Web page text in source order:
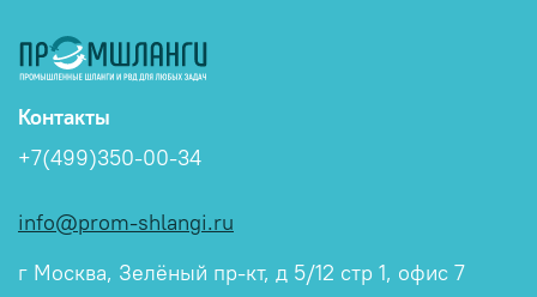
Контакты
+7(499)350-00-34
info@prom-shlangi.ru
г Москва, Зелёный пр-кт, д 5/12 стр 1, офис 7